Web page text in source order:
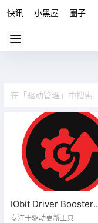
快讯 小黑屋 圈子
IObit Driver Booster
v13.6.0.438便携版
专注于驱动更新工具